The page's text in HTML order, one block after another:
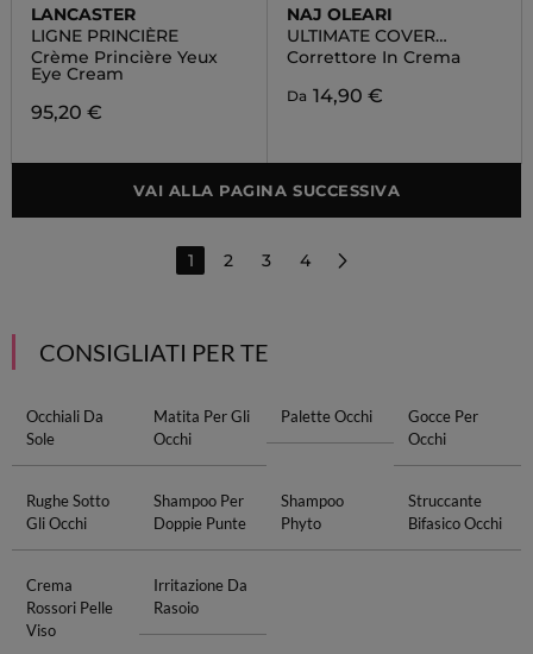
LANCASTER
LIGNE PRINCIÈRE
Crème Princière Yeux
Eye Cream
95,20 €
NAJ OLEARI
ULTIMATE COVER
CONCEALER
Correttore In Crema
Da 14,90 €
VAI ALLA PAGINA SUCCESSIVA
1 2 3 4
CONSIGLIATI PER TE
Occhiali Da
Sole
Matita Per Gli
Occhi
Palette Occhi
Gocce Per
Occhi
Rughe Sotto
Gli Occhi
Shampoo Per
Doppie Punte
Shampoo
Phyto
Struccante
Bifasico Occhi
Crema
Rossori Pelle
Viso
Irritazione Da
Rasoio